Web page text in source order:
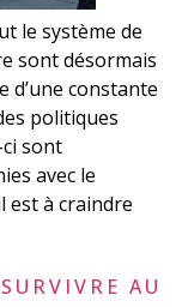
le système de
sont désormais
d’une constante
politiques
sont
avec le
est à craindre
AU